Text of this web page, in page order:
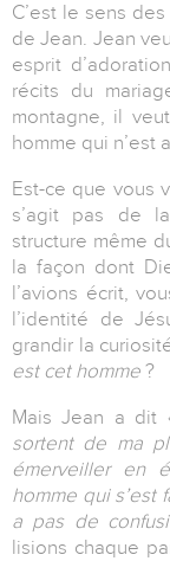
C’est le sens
de Jean. Jean
esprit
récits du
montagne, il
homme qui n’est
Est-ce que vous
s’agit pas de
structure même
la façon dont
l’avions écrit,
l’identité de
grandir la
est cet homme ?
Mais Jean a dit
sortent de ma
émerveiller en
homme qui s’est
a pas de
lisions chaque